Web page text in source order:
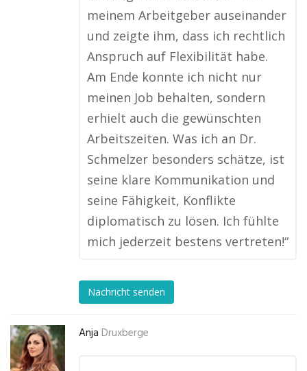
meinem Arbeitgeber auseinander
und zeigte ihm, dass ich rechtlich
Anspruch auf Flexibilität habe.
Am Ende konnte ich nicht nur
meinen Job behalten, sondern
erhielt auch die gewünschten
Arbeitszeiten. Was ich an Dr.
Schmelzer besonders schätze, ist
seine klare Kommunikation und
seine Fähigkeit, Konflikte
diplomatisch zu lösen. Ich fühlte
mich jederzeit bestens vertreten!“
Nachricht senden
Anja Druxberge